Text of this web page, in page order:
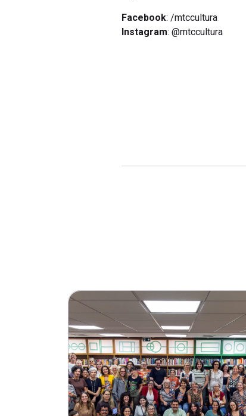
Facebook: /mtccultura
Instagram: @mtccultura